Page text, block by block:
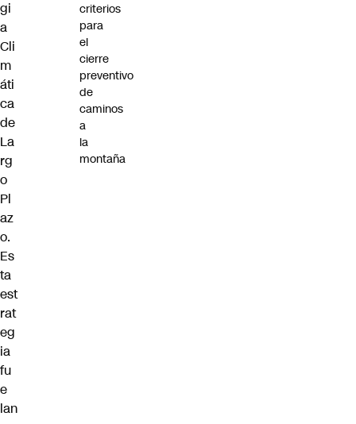
gi
a
Cli
m
áti
ca
de
La
rg
o
Pl
az
o.
Es
ta
est
rat
eg
ia
fu
e
lan
criterios
para
el
cierre
preventivo
de
caminos
a
la
montaña